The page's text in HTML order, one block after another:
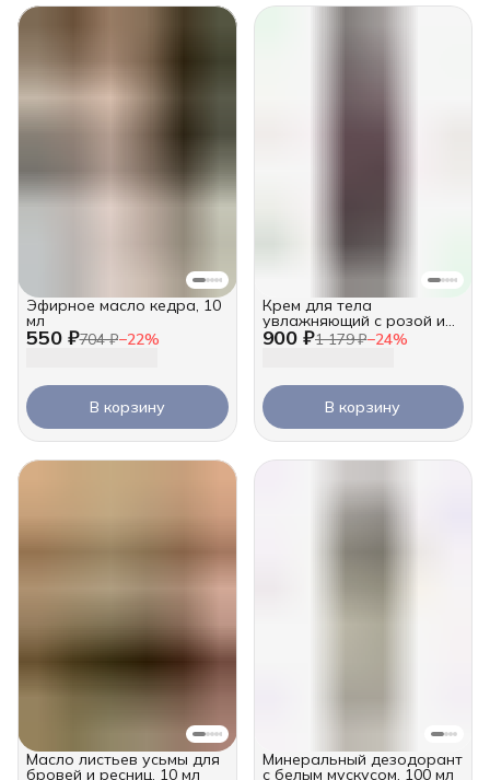
550 ₽704 ₽−22%
Эфирное масло кедра, 10
мл
В корзину
900 ₽1 179 ₽−24%
Крем для тела
увлажняющий с розой и
удом, 250 мл
В корзину
Масло листьев усьмы для
бровей и ресниц, 10 мл
Минеральный дезодорант
с белым мускусом, 100 мл